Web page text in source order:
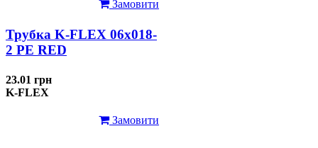
Замовити
Трубка K-FLEX 06x018-
2 РЕ RED
23.01 грн
K-FLEX
Замовити